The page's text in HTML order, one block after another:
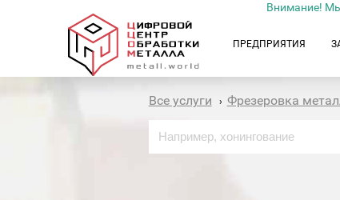
Внимание!
ПРЕДПРИЯТИЯ
Все услуги › Фрезеровка